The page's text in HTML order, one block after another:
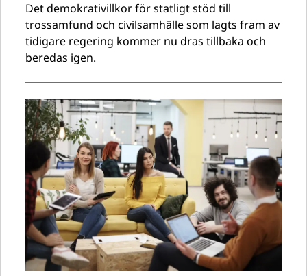
Det demokrativillkor för statligt stöd till
trossamfund och civilsamhälle som lagts fram av
tidigare regering kommer nu dras tillbaka och
beredas igen.